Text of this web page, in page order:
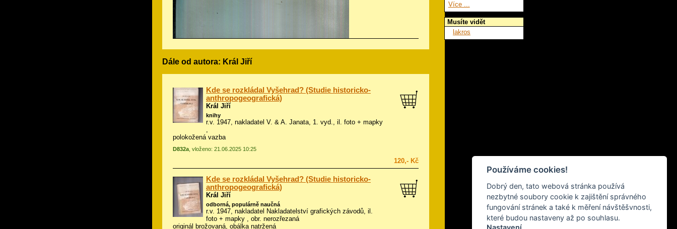
Dále od autora: Král Jiří
Kde se rozkládal Vyšehrad? (Studie historicko-
anthropogeografická)
Král Jiří
knihy
r.v. 1947, nakladatel V. & A. Janata, 1. vyd., il. foto + mapky
,
polokožená vazba
D832a , vloženo: 21.06.2025 10:25
120,- Kč
Kde se rozkládal Vyšehrad? (Studie historicko-
anthropogeografická)
Král Jiří
odborná, populárně naučná
r.v. 1947, nakladatel Nakladatelství grafických závodů, il.
foto + mapky , obr. nerozřezaná
originál brožovaná, obálka natržená
Více ...
Musíte vidět
lakros
Používáme cookies!
Dobrý den, tato webová stránka používá
nezbytné soubory cookie k zajištění správného
fungování stránek a také k měření návštěšvnosti,
které budou nastaveny až po souhlasu.
Nastavení